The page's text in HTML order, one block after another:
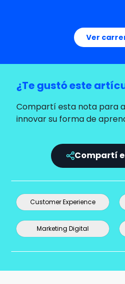
Ver
¿Te gustó este
Compartí esta nota para
innovar su forma de
Compartí
Customer Experience
Marketing Digital